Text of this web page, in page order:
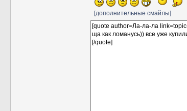
[дополнительные смайлы]